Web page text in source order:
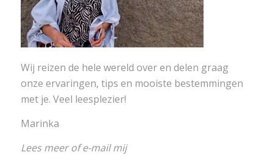
Wij reizen de hele wereld over en delen graag
onze ervaringen, tips en mooiste bestemmingen
met je. Veel leesplezier!
Marinka
Lees meerofe-mail mij